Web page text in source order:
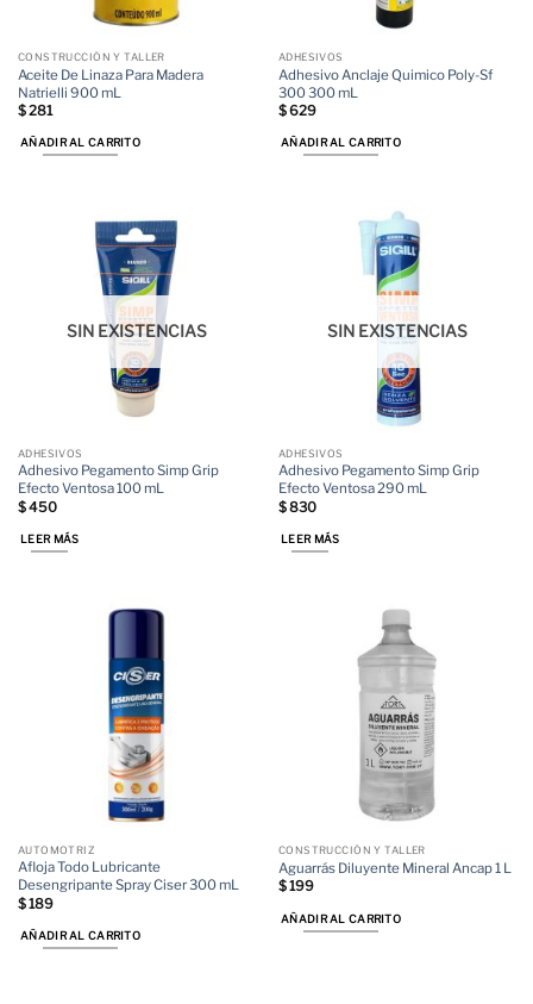
CONSTRUCCIÓN Y TALLER
Aceite De Linaza Para Madera
Natrielli 900 mL
$281
AÑADIR AL CARRITO
ADHESIVOS
Adhesivo Anclaje Quimico Poly-Sf
300 300 mL
$629
AÑADIR AL CARRITO
SIN EXISTENCIAS
ADHESIVOS
Adhesivo Pegamento Simp Grip
Efecto Ventosa 100 mL
$450
LEER MÁS
SIN EXISTENCIAS
ADHESIVOS
Adhesivo Pegamento Simp Grip
Efecto Ventosa 290 mL
$830
LEER MÁS
AUTOMOTRIZ
Afloja Todo Lubricante
Desengripante Spray Ciser 300 mL
$189
AÑADIR AL CARRITO
CONSTRUCCIÓN Y TALLER
Aguarrás Diluyente Mineral Ancap 1 L
$199
AÑADIR AL CARRITO